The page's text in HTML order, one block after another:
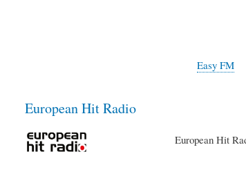
Easy FM
European Hit Radio
European Hit